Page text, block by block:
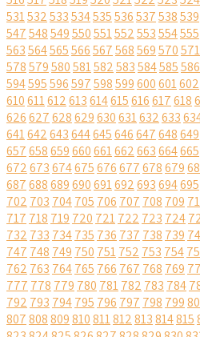
531532533534535536537538539
547548549550551552553554555
563564565566567568569570571
578579580581582583584585586
594595596597598599600601602
610611612613614615616617618
626627628629630631632633
641642643644645646647648649
657658659660661662663664665
672673674675676677678679
687688689690691692693694695
702 703 704705 706 707 708 709
717 718 719 720 721722 723 724
732 733 734735 736 737 738 739
747 748 749 750 751752 753 754
762 763 764765 766 767 768 769
777 778 779 780 781782 783 784
792 793 794795 796 797 798 799
807808809810811812813814815